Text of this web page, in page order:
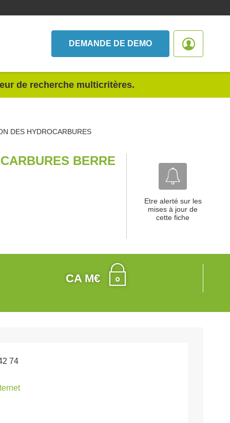
DEMANDE DE DEMO
de recherche multicritères.
DES HYDROCARBURES
BERRE
Etre alerté sur les
mises à jour de
cette fiche
CA M€
74